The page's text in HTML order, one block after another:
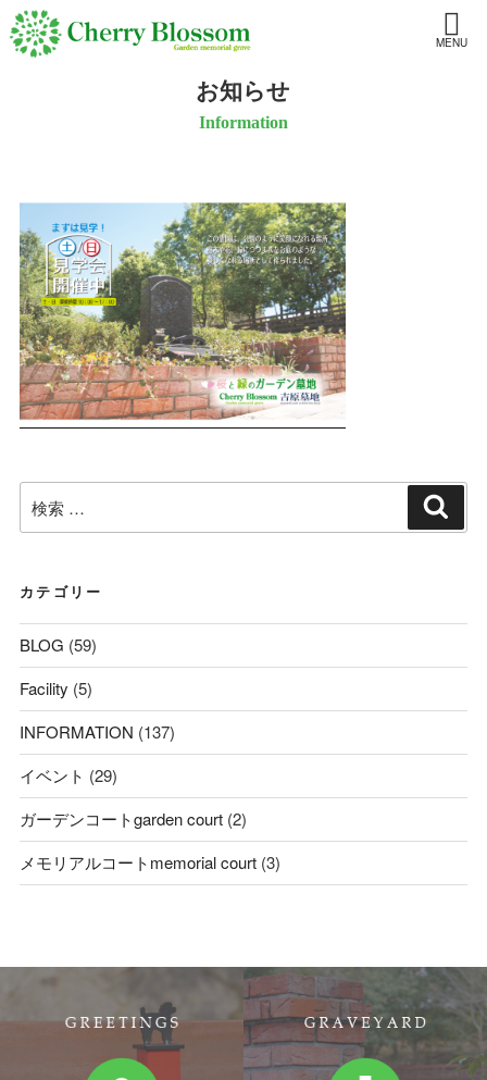
MENU
お知らせ
Information
検
索:
カテゴリー
BLOG (59)
Facility (5)
INFORMATION (137)
イベント (29)
ガーデンコートgarden court(2)
メモリアルコートmemorial court(3)